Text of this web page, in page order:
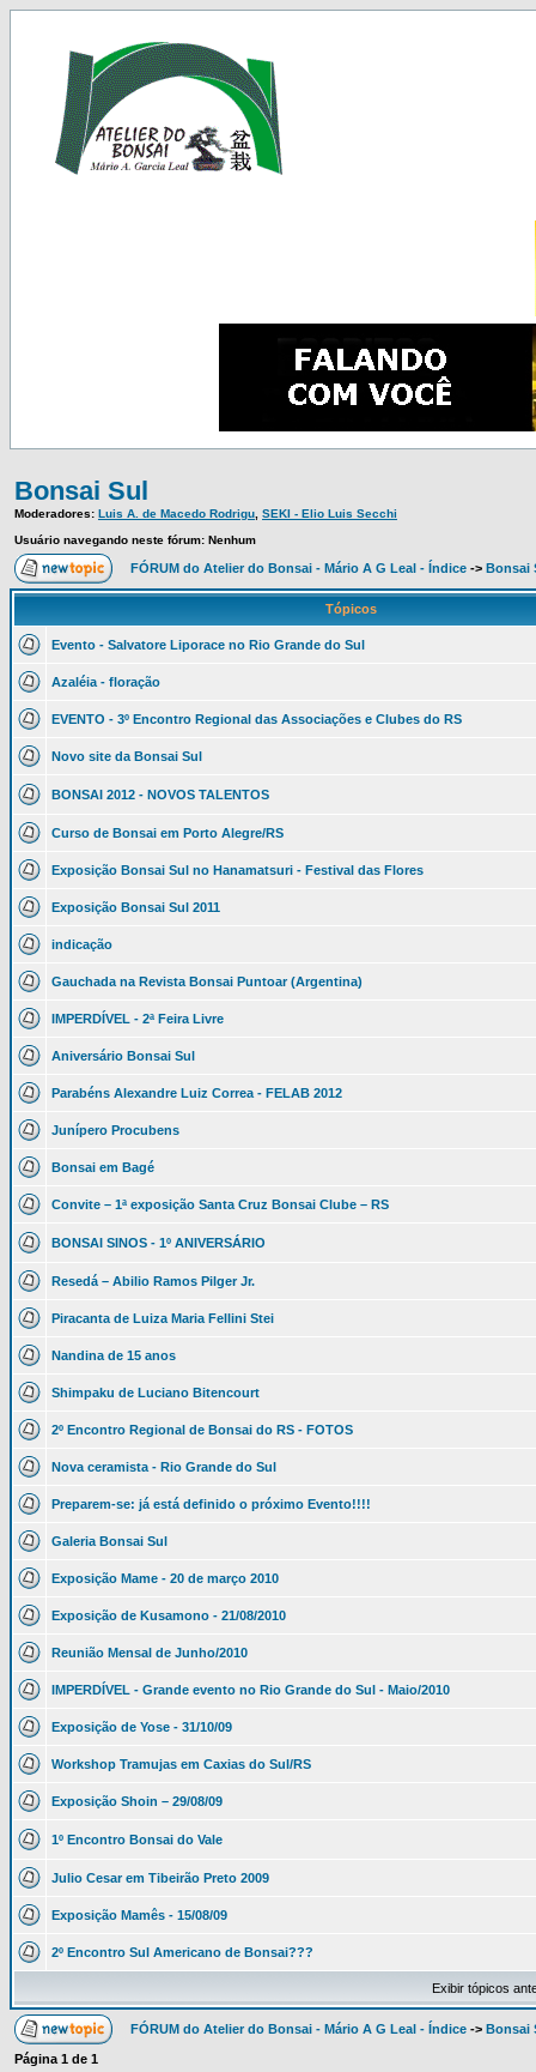
Bonsai Sul
Moderadores: Luis A. de Macedo Rodrigu SEKI - Elio Luis Secchi
Usuário navegando neste fórum: Nenhum
FÓRUM do Atelier do Bonsai - Mário A G Leal - Índice -> Bonsai
Tópicos
Evento - Salvatore Liporace no Rio Grande do Sul
Azaléia - floração
EVENTO - 3º Encontro Regional das Associações e Clubes do RS
Novo site da Bonsai Sul
BONSAI 2012 - NOVOS TALENTOS
Curso de Bonsai em Porto Alegre/RS
Exposição Bonsai Sul no Hanamatsuri - Festival das Flores
Exposição Bonsai Sul 2011
indicação
Gauchada na Revista Bonsai Puntoar (Argentina)
IMPERDÍVEL - 2ª Feira Livre
Aniversário Bonsai Sul
Parabéns Alexandre Luiz Correa - FELAB 2012
Junípero Procubens
Bonsai em Bagé
Convite – 1ª exposição Santa Cruz Bonsai Clube – RS
BONSAI SINOS - 1º ANIVERSÁRIO
Resedá – Abilio Ramos Pilger Jr.
Piracanta de Luiza Maria Fellini Stei
Nandina de 15 anos
Shimpaku de Luciano Bitencourt
2º Encontro Regional de Bonsai do RS - FOTOS
Nova ceramista - Rio Grande do Sul
Preparem-se: já está definido o próximo Evento!!!!
Galeria Bonsai Sul
Exposição Mame - 20 de março 2010
Exposição de Kusamono - 21/08/2010
Reunião Mensal de Junho/2010
IMPERDÍVEL - Grande evento no Rio Grande do Sul - Maio/2010
Exposição de Yose - 31/10/09
Workshop Tramujas em Caxias do Sul/RS
Exposição Shoin – 29/08/09
1º Encontro Bonsai do Vale
Julio Cesar em Tibeirão Preto 2009
Exposição Mamês - 15/08/09
2º Encontro Sul Americano de Bonsai???
Exibir tópicos
FÓRUM do Atelier do Bonsai - Mário A G Leal - Índice -> Bonsai
Página 1 de 1